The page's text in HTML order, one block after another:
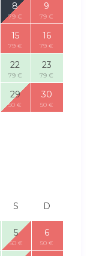
8
79 €
9
79 €
15
79 €
16
79 €
22
79 €
23
79 €
29
50 €
30
50 €
S D
5
50 €
6
50 €